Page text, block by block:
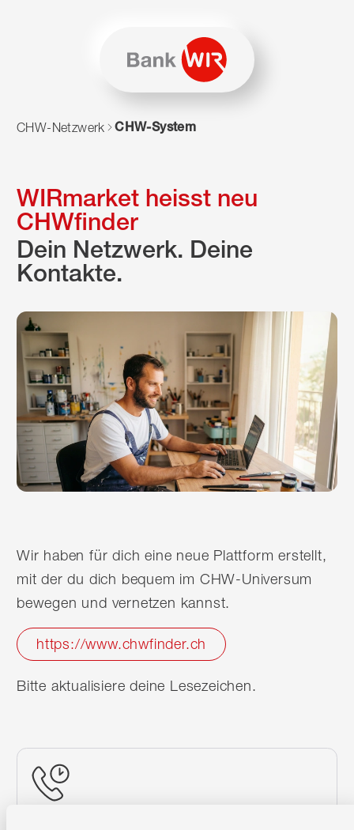
Zum Navigieren dieser Seite wird JavaScript benötigt.
CHW-Netzwerk CHW-System
WIRmarket heisst neu
CHWfinder
Dein Netzwerk. Deine
Kontakte.
Wir haben für dich eine neue Plattform erstellt,
mit der du dich bequem im CHW-Universum
bewegen und vernetzen kannst.
https://www.chwfinder.ch
Bitte aktualisiere deine Lesezeichen.